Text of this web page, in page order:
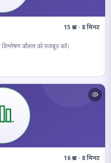
15 प्रश्न · 8 मिनट
विश्लेषण कौशल को मजबूत करें।
16 प्रश्न · 8 मिनट